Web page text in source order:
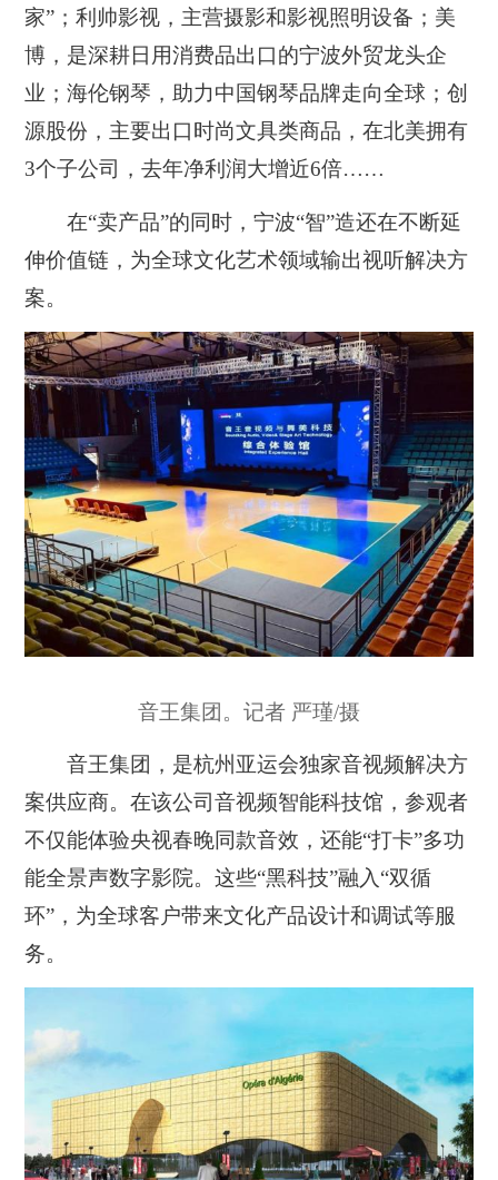
家”；利帅影视，主营摄影和影视照明设备；美
博，是深耕日用消费品出口的宁波外贸龙头企
业；海伦钢琴，助力中国钢琴品牌走向全球；创
源股份，主要出口时尚文具类商品，在北美拥有
3个子公司，去年净利润大增近6倍……
在“卖产品”的同时，宁波“智”造还在不断延
伸价值链，为全球文化艺术领域输出视听解决方
案。
音王集团。记者 严瑾/摄
音王集团，是杭州亚运会独家音视频解决方
案供应商。在该公司音视频智能科技馆，参观者
不仅能体验央视春晚同款音效，还能“打卡”多功
能全景声数字影院。这些“黑科技”融入“双循
环”，为全球客户带来文化产品设计和调试等服
务。